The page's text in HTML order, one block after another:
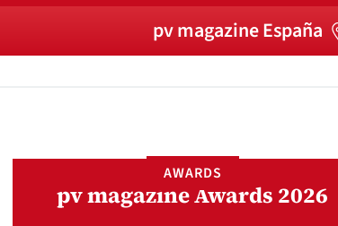
pv magazine España
AWARDS
pv magazine Awards 2026